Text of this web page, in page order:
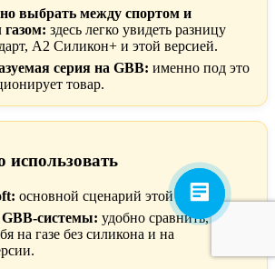
выбрать между спортом и
здесь легко увидеть разницу
A2 Силикон+ и этой версией.
серия на GBB: именно под это
товар.
использовать
основной сценарий этой версии.
GBB-системы: удобно сравнить, как
на газе без силикона и на